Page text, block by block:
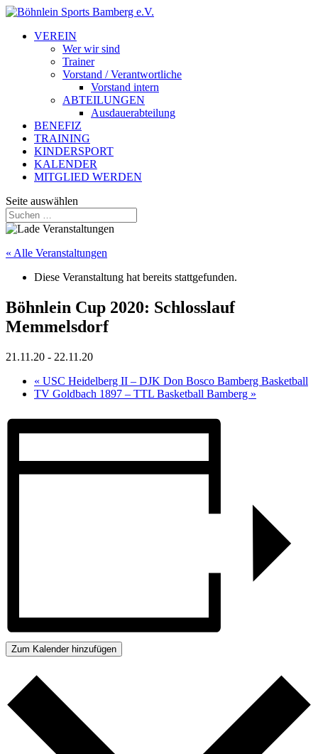
VEREIN
Wer wir sind
Trainer
Vorstand / Verantwortliche
Vorstand intern
ABTEILUNGEN
Ausdauerabteilung
BENEFIZ
TRAINING
KINDERSPORT
KALENDER
MITGLIED WERDEN
Seite auswählen
« Alle Veranstaltungen
Diese Veranstaltung hat bereits stattgefunden.
Böhnlein Cup 2020: Schlosslauf
Memmelsdorf
21.11.20 - 22.11.20
« USC Heidelberg II – DJK Don Bosco Bamberg Basketball
TV Goldbach 1897 – TTL Basketball Bamberg »
Zum Kalender hinzufügen